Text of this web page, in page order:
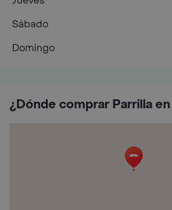
¿Dónde comprar Parrilla
Sábado
Domingo